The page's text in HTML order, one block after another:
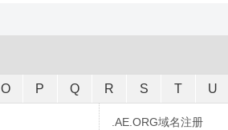
O P Q R S T U
.AE.ORG域名注册